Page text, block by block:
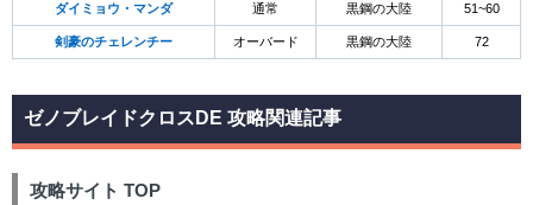
ダイミョウ・マンダ 通常 黒鋼の大陸 51~60
剣豪のチェレンチー オーバード 黒鋼の大陸 72
ゼノブレイドクロスDE 攻略関連記事
攻略サイト TOP